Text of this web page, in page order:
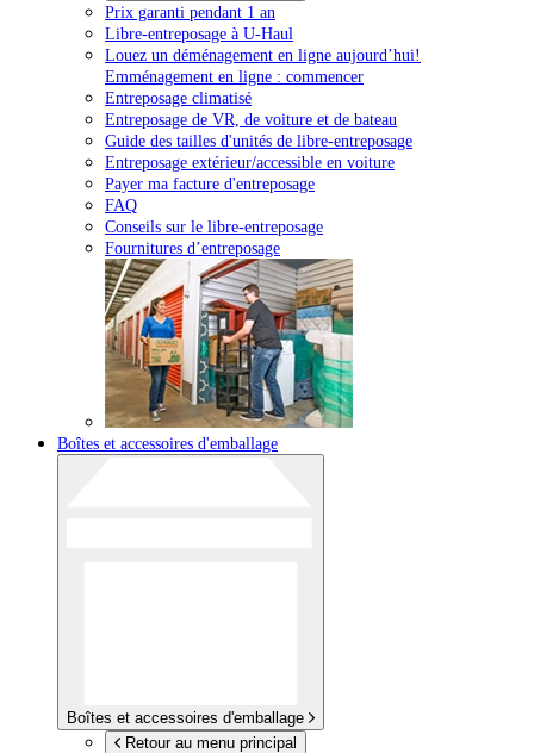
Prix garanti pendant 1 an
Libre-entreposage à U-Haul
Louez un déménagement en ligne aujourd’hui!
Emménagement en ligne : commencer
Entreposage climatisé
Entreposage de VR, de voiture et de bateau
Guide des tailles d'unités de libre-entreposage
Entreposage extérieur/accessible en voiture
Payer ma facture d'entreposage
FAQ
Conseils sur le libre-entreposage
Fournitures d’entreposage
Boîtes et accessoires d'emballage
Boîtes et accessoires d'emballage
Retour au menu principal